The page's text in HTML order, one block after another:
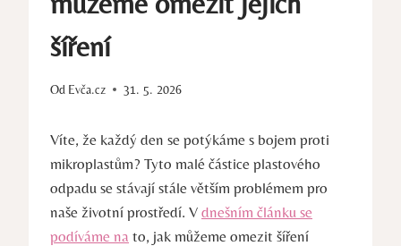
šíření
Od Evča.cz 31. 5. 2026
Víte, že každý den se potýkáme s bojem proti
mikroplastům? Tyto malé částice plastového
odpadu se stávají stále větším problémem pro
naše životní prostředí. V dnešním článku se
podíváme na to, jak můžeme omezit šíření